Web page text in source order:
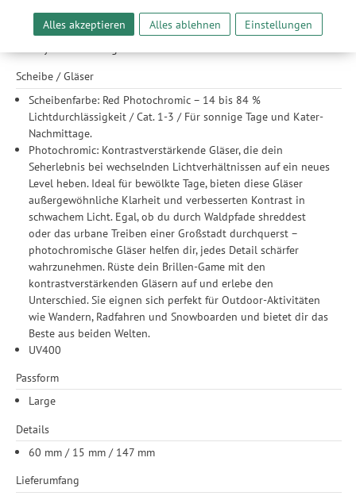
Werbeanzeigen für Sie bereitzustellen sowie Funktionalitäten
unserer Website sicherzustellen und stetig zu verbessern. Dabei
werden Ihre Daten auch an Drittanbieter und Werbepartner
Zwecke der Einbindung von Streaming-Inhalten und der
Durchführung von statistischer Analyse, Reichweitenmessungen,
Produktempfehlungen und nutzungsbasierter Werbung.
Informationen zu den einzelnen Funktionen, den Drittanbietern
und der Speicherdauer finden Sie unter Einstellungen. Diese
Einwilligung ist freiwillig, für die Nutzung unserer Website nicht
erforderlich und gilt, bis sie widerrufen wird. Sie können Ihre
Einwilligung unter Einstellungen lediglich für bestimmte
Drittanbieter erteilen und jederzeit für die Zukunft widerrufen.
Alles akzeptieren Alles ablehnen Einstellungen
Die Fassung wird aus recyceltem und GRS-zertifiziertem
Scheibe / Gläser
Scheibenfarbe: Red Photochromic – 14 bis 84 %
Lichtdurchlässigkeit / Cat. 1-3 / Für sonnige Tage und Kater-
Nachmittage.
Photochromic: Kontrastverstärkende Gläser, die dein
Seherlebnis bei wechselnden Lichtverhältnissen auf ein neues
Level heben. Ideal für bewölkte Tage, bieten diese Gläser
außergewöhnliche Klarheit und verbesserten Kontrast in
schwachem Licht. Egal, ob du durch Waldpfade shreddest
oder das urbane Treiben einer Großstadt durchquerst –
photochromische Gläser helfen dir, jedes Detail schärfer
wahrzunehmen. Rüste dein Brillen-Game mit den
kontrastverstärkenden Gläsern auf und erlebe den
Unterschied. Sie eignen sich perfekt für Outdoor-Aktivitäten
wie Wandern, Radfahren und Snowboarden und bietet dir das
Beste aus beiden Welten.
UV400
Passform
Large
Details
60 mm / 15 mm / 147 mm
Lieferumfang